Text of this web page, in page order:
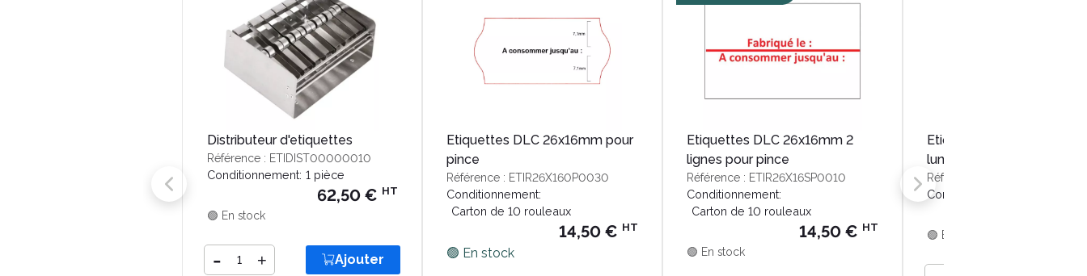
Distributeur d'etiquettes
Référence : ETIDIST00000010
Conditionnement: 1 pièce
62,50 € HT
🟢 En stock
- + Ajouter Ajouter
Etiquettes DLC 26x16mm pour
pince
Référence : ETIR26X160P0030
Conditionnement:
Carton de 10 rouleaux
14,50 € HT
🟢 En stock
Etiquettes DLC 26x16mm 2
lignes pour pince
Référence : ETIR26X16SP0010
Conditionnement:
Carton de 10 rouleaux
14,50 € HT
🟢 En stock
Etiquettes DLC
lundi 29x27mm
Référence : ETIR29X27SR0031
Conditionnement:
🟢 En stock